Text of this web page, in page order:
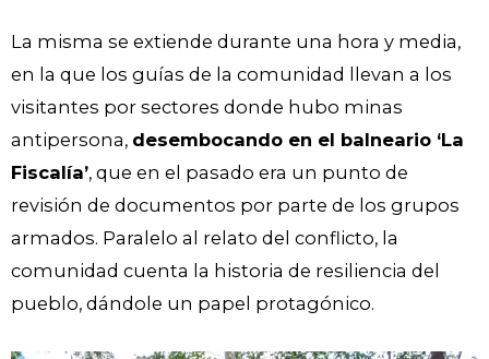
La misma se extiende durante una hora y media,
en la que los guías de la comunidad llevan a los
visitantes por sectores donde hubo minas
antipersona, desembocando en el balneario ‘La
Fiscalía’, que en el pasado era un punto de
revisión de documentos por parte de los grupos
armados. Paralelo al relato del conflicto, la
comunidad cuenta la historia de resiliencia del
pueblo, dándole un papel protagónico.